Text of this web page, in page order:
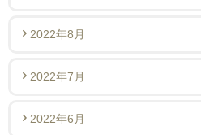
2022年8月
2022年7月
2022年6月